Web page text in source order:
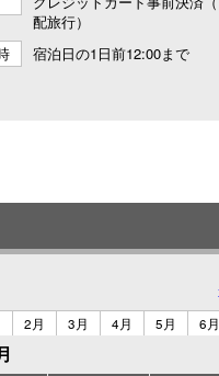
配旅行）
宿泊日の1日前12:00まで
2月 3月 4月 5月 6月